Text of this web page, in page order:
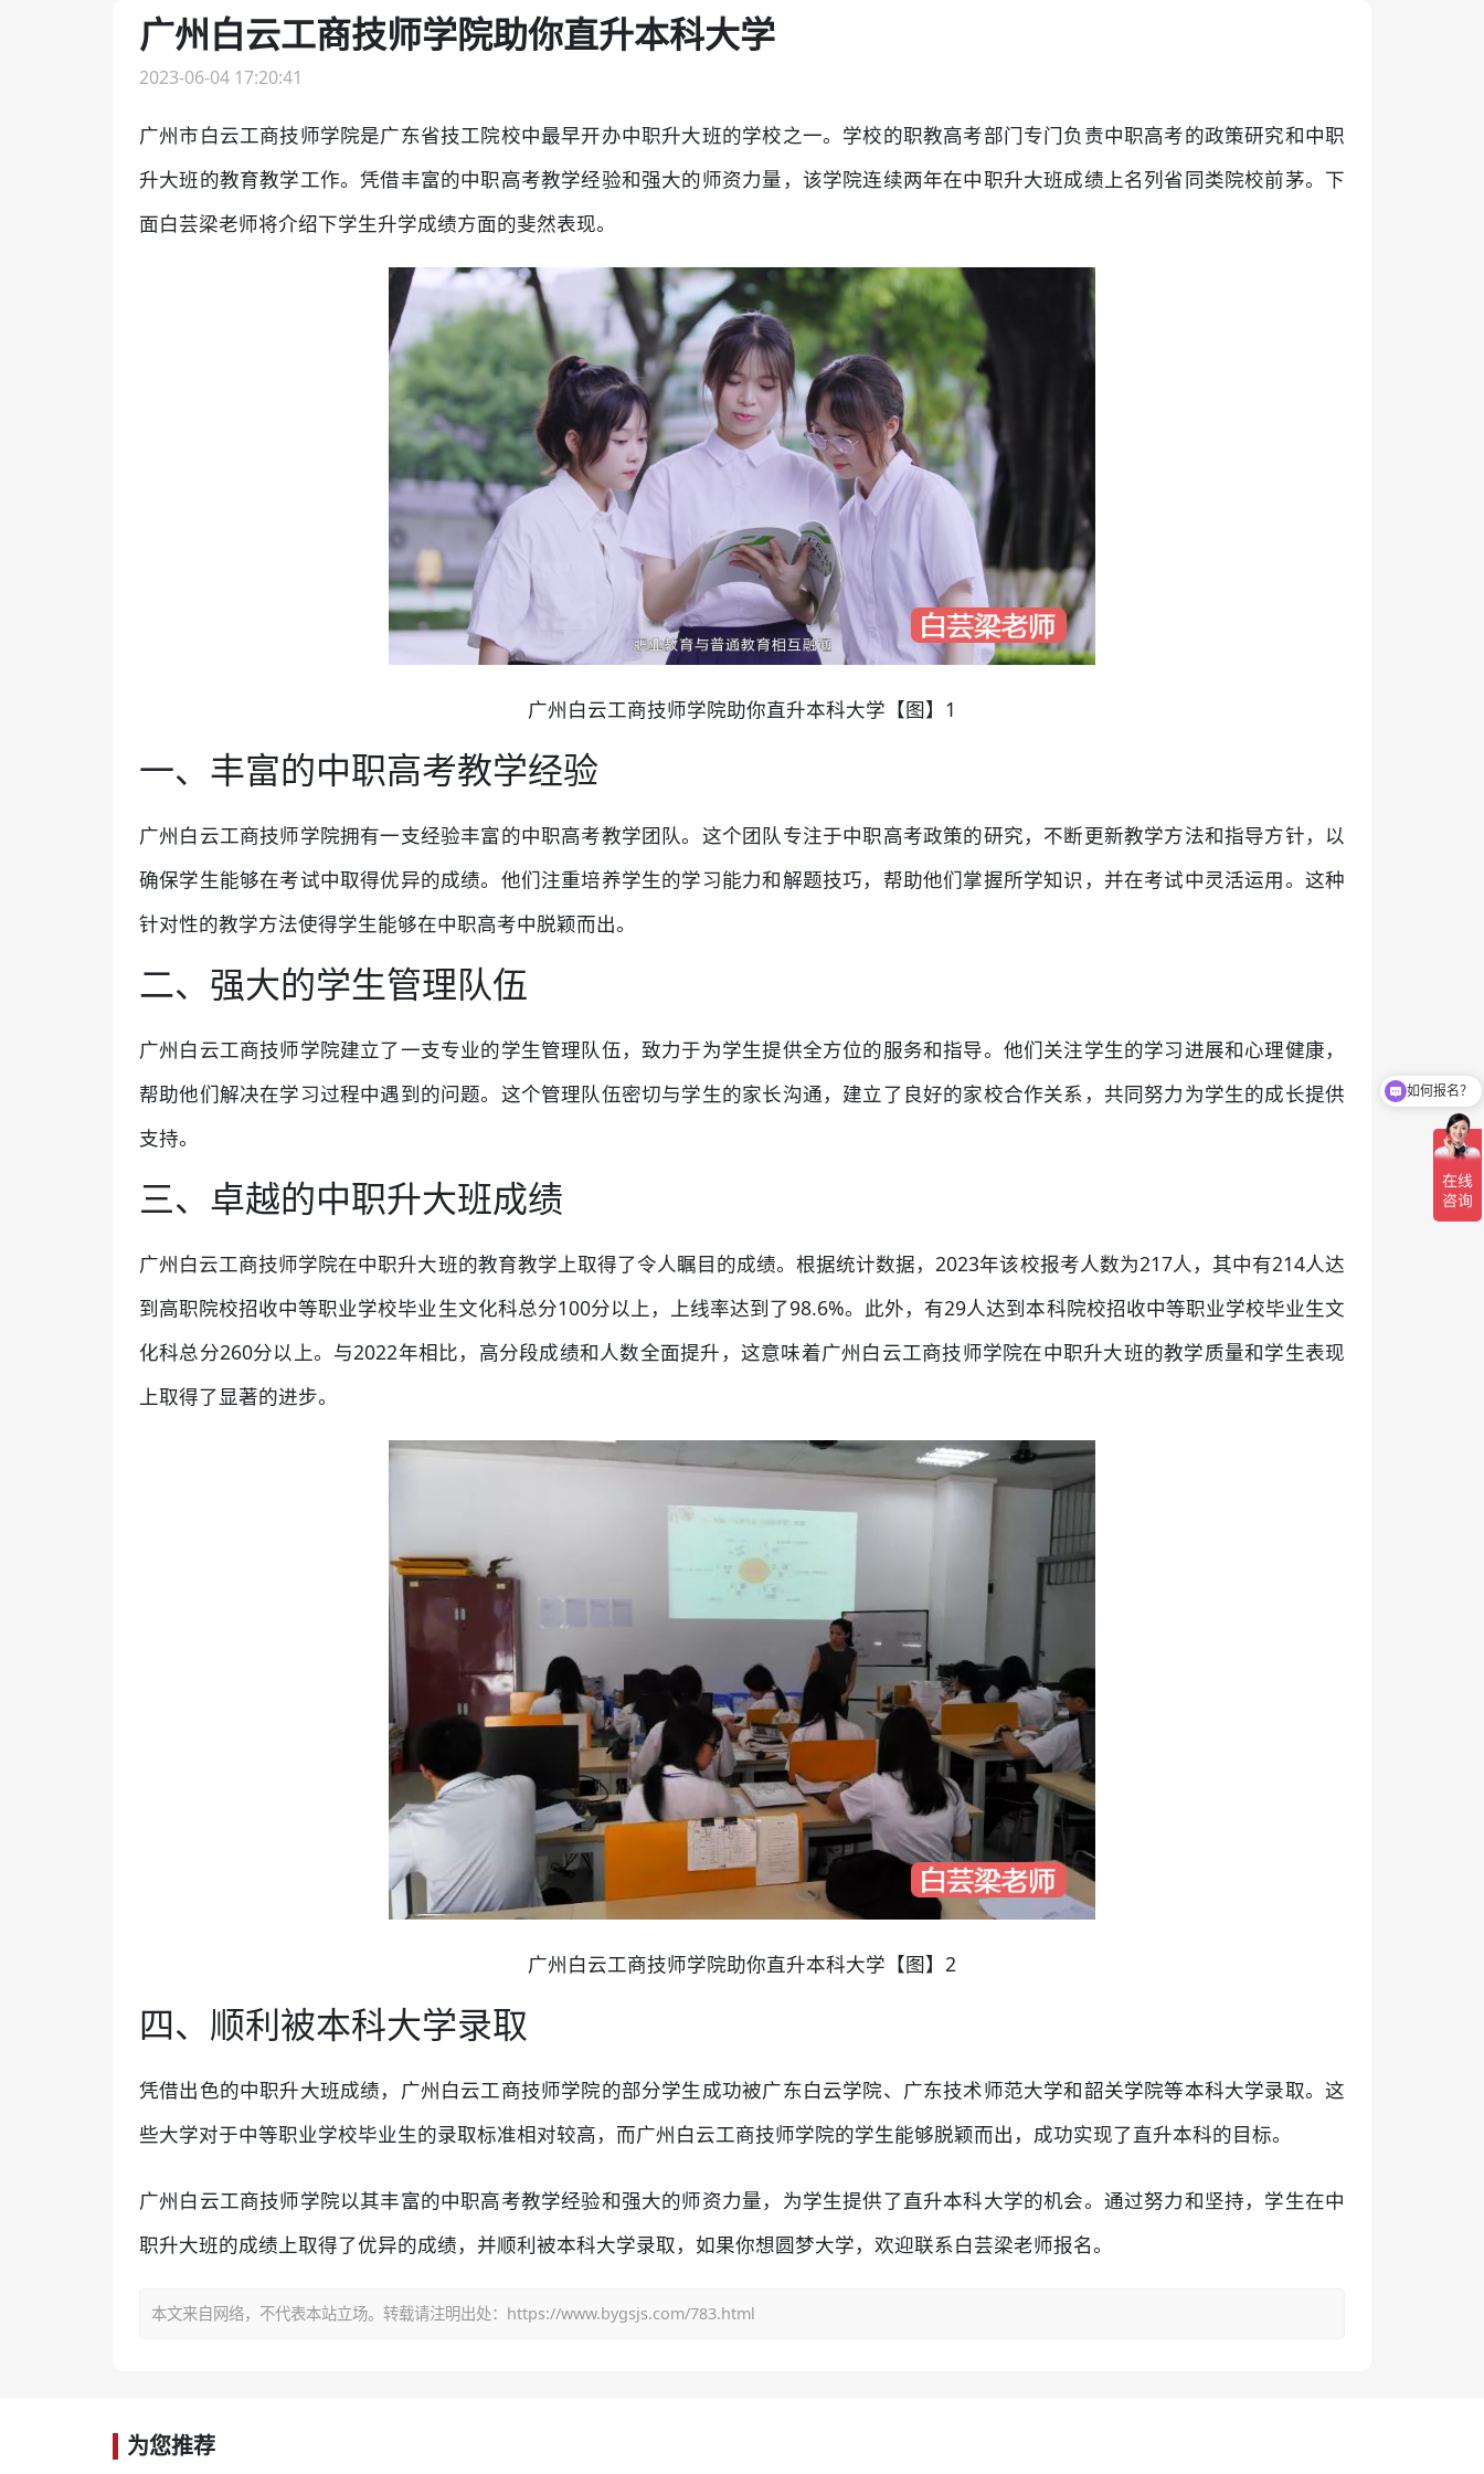
广州白云工商技师学院助你直升本科大学
2023-06-04 17:20:41
广州市白云工商技师学院是广东省技工院校中最早开办中职升大班的学校之一。学校的职教高考部门专门负责中职高考的政策研究和中职
升大班的教育教学工作。凭借丰富的中职高考教学经验和强大的师资力量，该学院连续两年在中职升大班成绩上名列省同类院校前茅。下
面白芸梁老师将介绍下学生升学成绩方面的斐然表现。
广州白云工商技师学院助你直升本科大学【图】1
一、丰富的中职高考教学经验
广州白云工商技师学院拥有一支经验丰富的中职高考教学团队。这个团队专注于中职高考政策的研究，不断更新教学方法和指导方针，以
确保学生能够在考试中取得优异的成绩。他们注重培养学生的学习能力和解题技巧，帮助他们掌握所学知识，并在考试中灵活运用。这种
针对性的教学方法使得学生能够在中职高考中脱颖而出。
二、强大的学生管理队伍
广州白云工商技师学院建立了一支专业的学生管理队伍，致力于为学生提供全方位的服务和指导。他们关注学生的学习进展和心理健康，
帮助他们解决在学习过程中遇到的问题。这个管理队伍密切与学生的家长沟通，建立了良好的家校合作关系，共同努力为学生的成长提供
支持。
三、卓越的中职升大班成绩
广州白云工商技师学院在中职升大班的教育教学上取得了令人瞩目的成绩。根据统计数据，2023年该校报考人数为217人，其中有214人达
到高职院校招收中等职业学校毕业生文化科总分100分以上，上线率达到了98.6%。此外，有29人达到本科院校招收中等职业学校毕业生文
化科总分260分以上。与2022年相比，高分段成绩和人数全面提升，这意味着广州白云工商技师学院在中职升大班的教学质量和学生表现
上取得了显著的进步。
广州白云工商技师学院助你直升本科大学【图】2
四、顺利被本科大学录取
凭借出色的中职升大班成绩，广州白云工商技师学院的部分学生成功被广东白云学院、广东技术师范大学和韶关学院等本科大学录取。这
些大学对于中等职业学校毕业生的录取标准相对较高，而广州白云工商技师学院的学生能够脱颖而出，成功实现了直升本科的目标。
广州白云工商技师学院以其丰富的中职高考教学经验和强大的师资力量，为学生提供了直升本科大学的机会。通过努力和坚持，学生在中
职升大班的成绩上取得了优异的成绩，并顺利被本科大学录取，如果你想圆梦大学，欢迎联系白芸梁老师报名。
本文来自网络，不代表本站立场。转载请注明出处：https://www.bygsjs.com/783.html
为您推荐
如何报名？